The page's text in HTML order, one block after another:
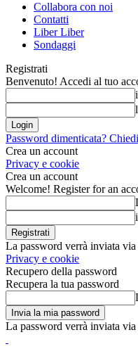
Collabora con noi
Contatti
Liber Liber
Sondaggi
Registrati
Benvenuto! Accedi al tuo
Password dimenticata?
Crea un account
Privacy e cookie
Crea un account
Welcome! Register for an
La password verrà inviata via
Privacy e cookie
Recupero della password
Recupera la tua password
La password verrà inviata via